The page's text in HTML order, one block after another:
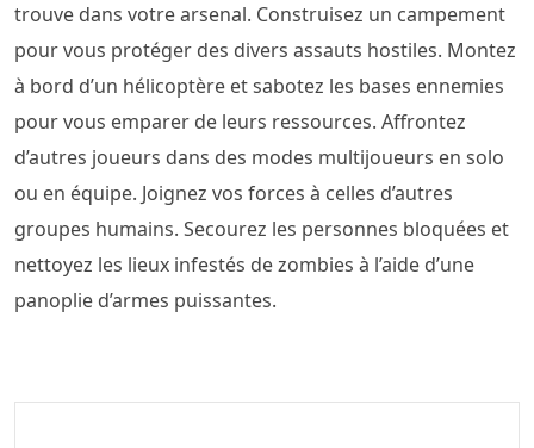
trouve dans votre arsenal. Construisez un campement
pour vous protéger des divers assauts hostiles. Montez
à bord d’un hélicoptère et sabotez les bases ennemies
pour vous emparer de leurs ressources. Affrontez
d’autres joueurs dans des modes multijoueurs en solo
ou en équipe. Joignez vos forces à celles d’autres
groupes humains. Secourez les personnes bloquées et
nettoyez les lieux infestés de zombies à l’aide d’une
panoplie d’armes puissantes.